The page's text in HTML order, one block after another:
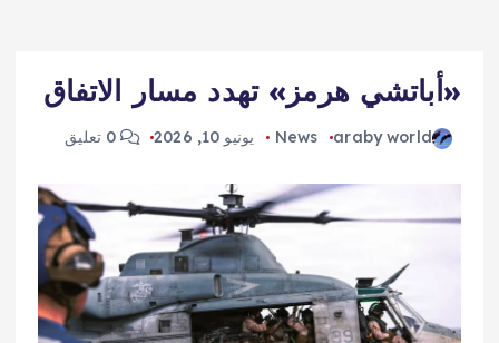
«أباتشي هرمز» تهدد مسار الاتفاق
araby world
News يونيو 10, 2026 0 تعليق